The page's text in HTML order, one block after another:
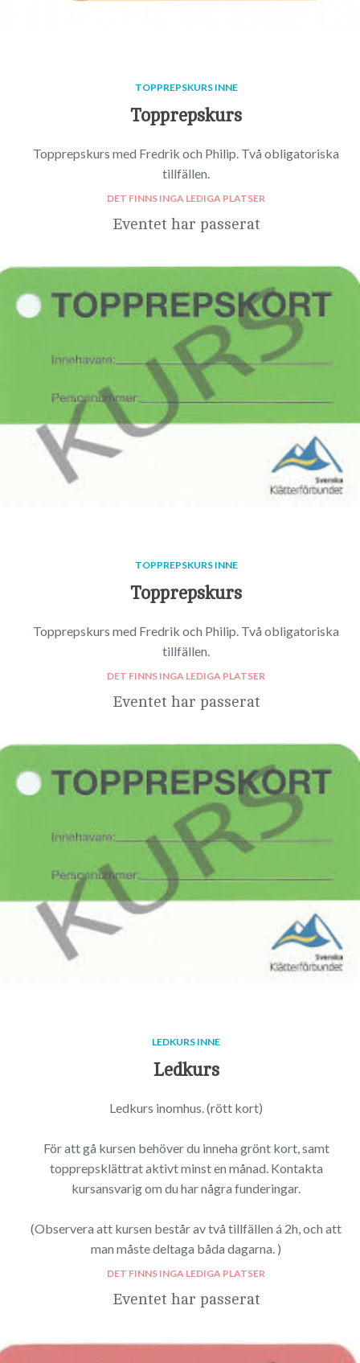
TOPPREPSKURS INNE
Topprepskurs
Topprepskurs med Fredrik och Philip. Två obligatoriska
tillfällen.
DET FINNS INGA LEDIGA PLATSER
Eventet har passerat
TOPPREPSKURS INNE
Topprepskurs
Topprepskurs med Fredrik och Philip. Två obligatoriska
tillfällen.
DET FINNS INGA LEDIGA PLATSER
Eventet har passerat
LEDKURS INNE
Ledkurs
Ledkurs inomhus. (rött kort)
För att gå kursen behöver du inneha grönt kort, samt
topprepsklättrat aktivt minst en månad. Kontakta
kursansvarig om du har några funderingar.
(Observera att kursen består av två tillfällen á 2h, och att
man måste deltaga båda dagarna. )
DET FINNS INGA LEDIGA PLATSER
Eventet har passerat